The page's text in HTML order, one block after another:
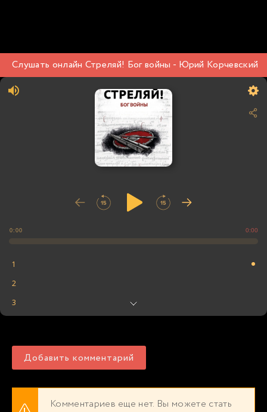
Слушать онлайн Стреляй! Бог войны - Юрий Корчевский
0:00 0:00
1
2
3
Добавить комментарий
Комментариев еще нет. Вы можете стать